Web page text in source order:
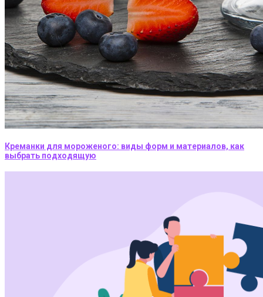
Креманки для мороженого: виды форм и материалов, как
выбрать подходящую